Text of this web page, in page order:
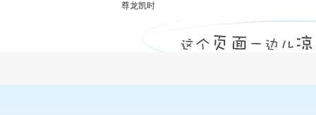
建筑工程消防验收需要申报哪些资料？-尊
尊龙凯时